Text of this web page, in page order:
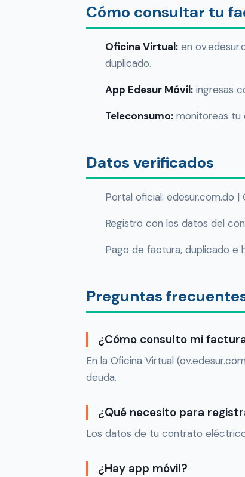
Cómo consultar tu
Oficina Virtual: en
duplicado.
App Edesur Móvil: ingresas
Teleconsumo: monitoreas tu
Datos verificados
Portal oficial: edesur.com.do |
Registro con los datos del
Pago de factura, duplicado e
Preguntas
¿Cómo consulto mi
En la Oficina Virtual
deuda.
¿Qué necesito para
Los datos de tu contrato
¿Hay app móvil?